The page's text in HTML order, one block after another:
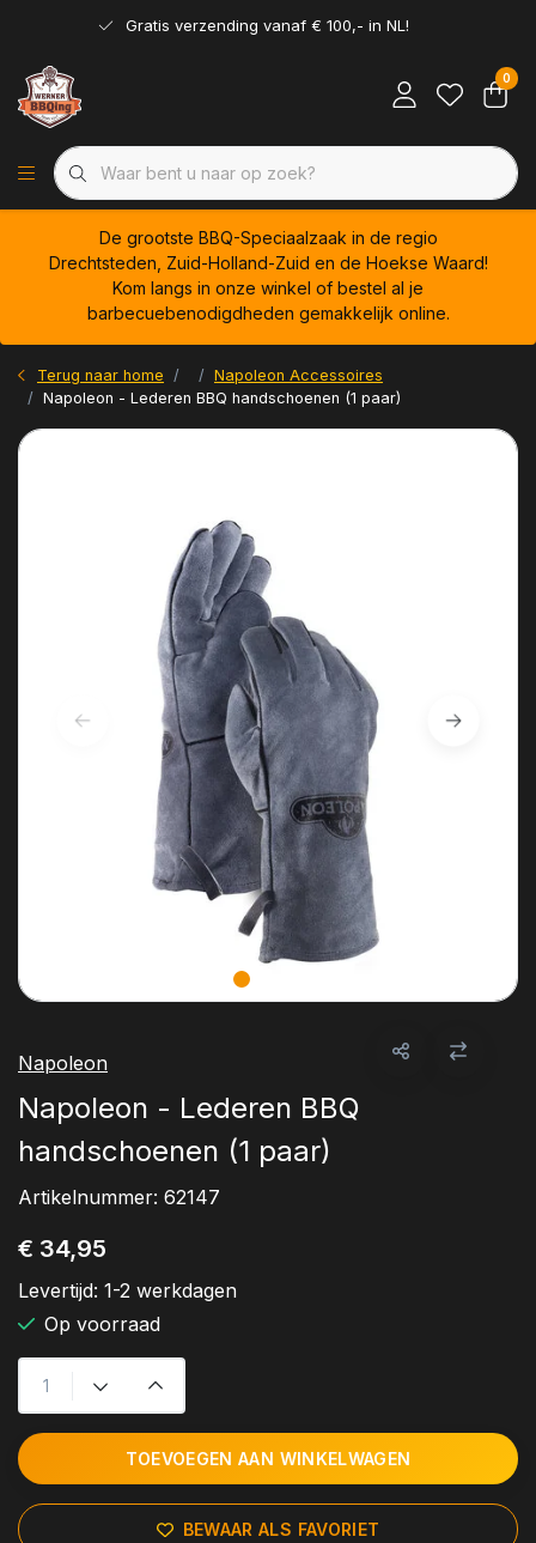
Gratis verzending vanaf € 100,- in NL!
0
De grootste BBQ-Speciaalzaak in de regio
Drechtsteden, Zuid-Holland-Zuid en de Hoekse Waard!
Kom langs in onze winkel of bestel al je
barbecuebenodigdheden gemakkelijk online.
Terug naar home
Napoleon Accessoires
Napoleon - Lederen BBQ handschoenen (1 paar)
Napoleon
Napoleon - Lederen BBQ
handschoenen (1 paar)
Artikelnummer: 62147
€ 34,95
Levertijd: 1-2 werkdagen
Op voorraad
TOEVOEGEN AAN WINKELWAGEN
BEWAAR ALS FAVORIET